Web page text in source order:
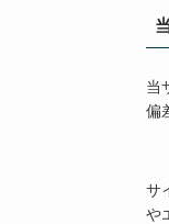
当
偏
サ
や